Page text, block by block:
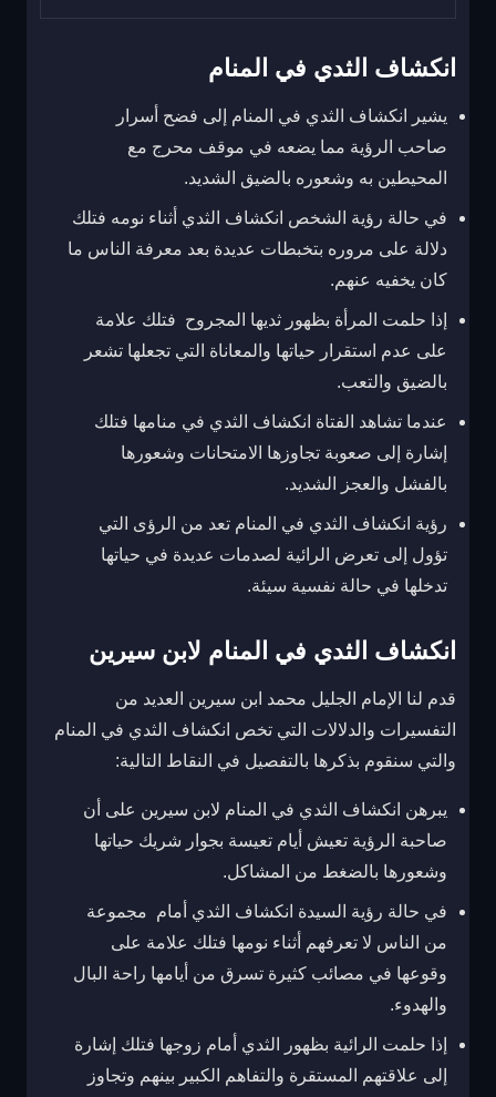
انكشاف الثدي في المنام
يشير انكشاف الثدي في المنام إلى فضح أسرار
صاحب الرؤية مما يضعه في موقف محرج مع
المحيطين به وشعوره بالضيق الشديد.
في حالة رؤية الشخص انكشاف الثدي أثناء نومه فتلك
دلالة على مروره بتخبطات عديدة بعد معرفة الناس ما
كان يخفيه عنهم.
إذا حلمت المرأة بظهور ثديها المجروح فتلك علامة
على عدم استقرار حياتها والمعاناة التي تجعلها تشعر
بالضيق والتعب.
عندما تشاهد الفتاة انكشاف الثدي في منامها فتلك
إشارة إلى صعوبة تجاوزها الامتحانات وشعورها
بالفشل والعجز الشديد.
رؤية انكشاف الثدي في المنام تعد من الرؤى التي
تؤول إلى تعرض الرائية لصدمات عديدة في حياتها
تدخلها في حالة نفسية سيئة.
انكشاف الثدي في المنام لابن سيرين
قدم لنا الإمام الجليل محمد ابن سيرين العديد من
التفسيرات والدلالات التي تخص انكشاف الثدي في المنام
والتي سنقوم بذكرها بالتفصيل في النقاط التالية:
يبرهن انكشاف الثدي في المنام لابن سيرين على أن
صاحبة الرؤية تعيش أيام تعيسة بجوار شريك حياتها
وشعورها بالضغط من المشاكل.
في حالة رؤية السيدة انكشاف الثدي أمام مجموعة
من الناس لا تعرفهم أثناء نومها فتلك علامة على
وقوعها في مصائب كثيرة تسرق من أيامها راحة البال
والهدوء.
إذا حلمت الرائية بظهور الثدي أمام زوجها فتلك إشارة
إلى علاقتهم المستقرة والتفاهم الكبير بينهم وتجاوز